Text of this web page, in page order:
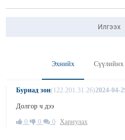
Илгээх
Эхнийх Сүүлийнх
Буриад зон(122.201.31.26)2024-04-
Долгор ч дээ
0 0 0 Хариулах